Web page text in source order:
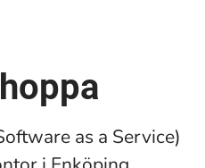
as a Service)